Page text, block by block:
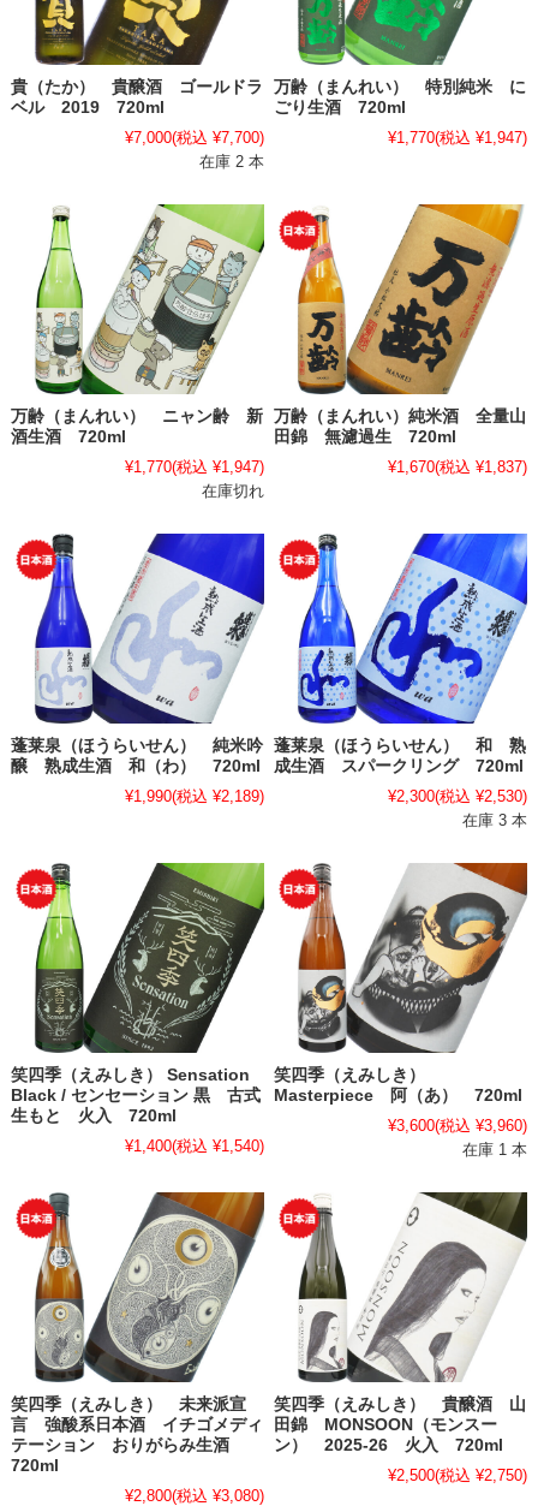
貴（たか） 貴醸酒 ゴールドラ
ベル 2019 720ml
¥7,000(税込 ¥7,700)
在庫 2 本
万齢（まんれい） 特別純米 に
ごり生酒 720ml
¥1,770(税込 ¥1,947)
万齢（まんれい） ニャン齢 新
酒生酒 720ml
¥1,770(税込 ¥1,947)
在庫切れ
万齢（まんれい）純米酒 全量山
田錦 無濾過生 720ml
¥1,670(税込 ¥1,837)
蓬莱泉（ほうらいせん） 純米吟
醸 熟成生酒 和（わ） 720ml
¥1,990(税込 ¥2,189)
蓬莱泉（ほうらいせん） 和 熟
成生酒 スパークリング 720ml
¥2,300(税込 ¥2,530)
在庫 3 本
笑四季（えみしき） Sensation
Black / センセーション 黒 古式
生もと 火入 720ml
¥1,400(税込 ¥1,540)
笑四季（えみしき）
Masterpiece 阿（あ） 720ml
¥3,600(税込 ¥3,960)
在庫 1 本
笑四季（えみしき） 未来派宣
言 強酸系日本酒 イチゴメディ
テーション おりがらみ生酒
720ml
¥2,800(税込 ¥3,080)
笑四季（えみしき） 貴醸酒 山
田錦 MONSOON（モンスー
ン） 2025-26 火入 720ml
¥2,500(税込 ¥2,750)